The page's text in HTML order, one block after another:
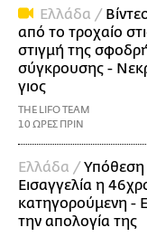
Ελλάδα /
από το τροχαίο
στιγμή της
σύγκρουσης -
γιος
THE LIFO TEAM
10 ΩΡΕΣ ΠΡΙΝ
Ελλάδα /
Εισαγγελία η
κατηγορούμενη -
την απολογία της